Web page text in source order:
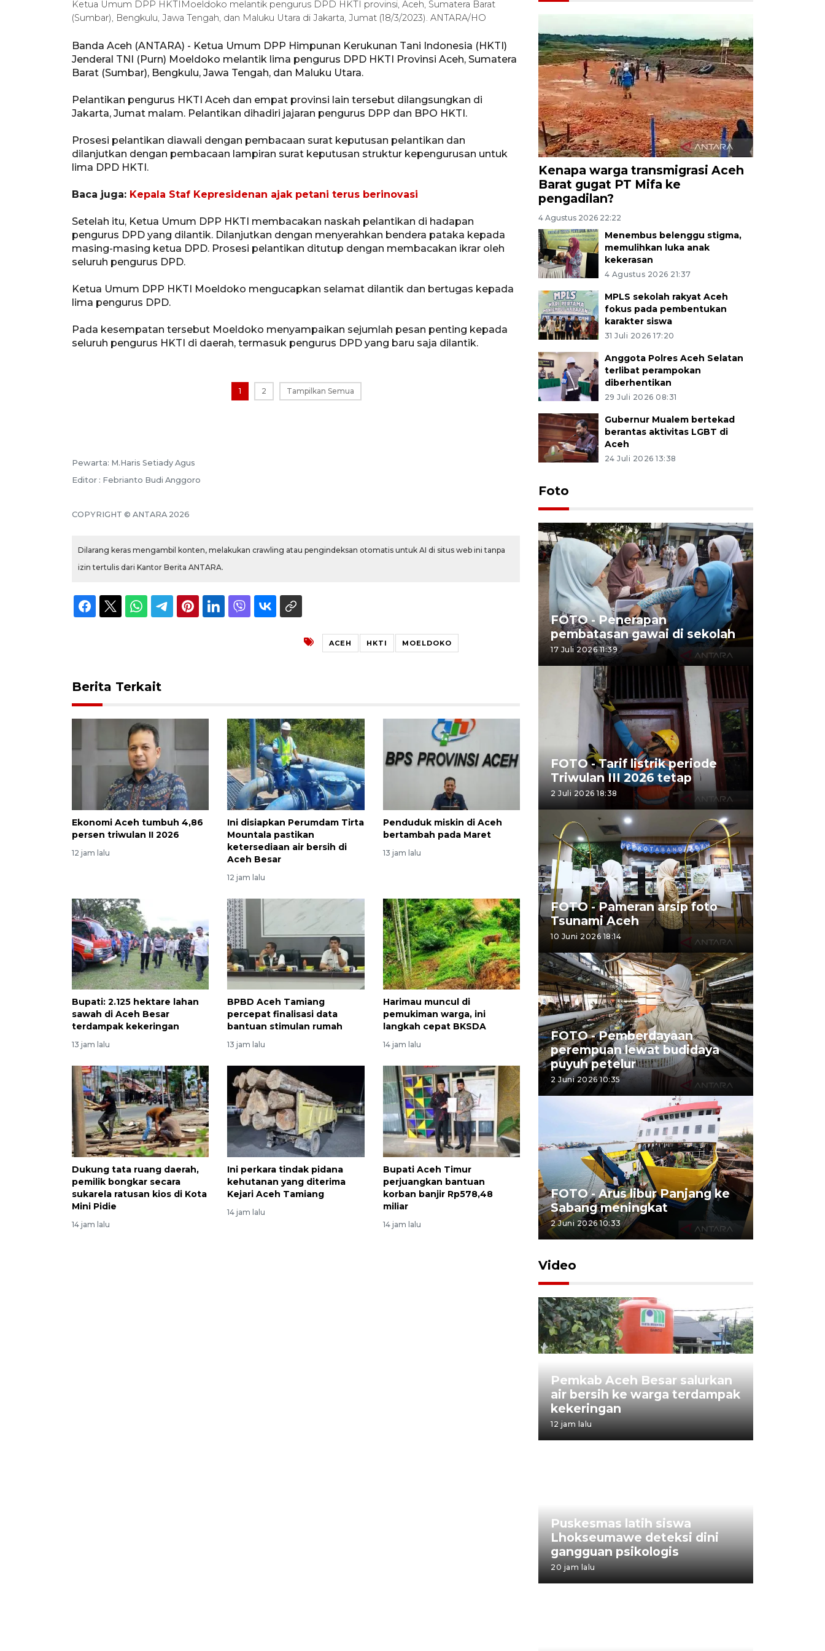
Ketua Umum DPP HKTIMoeldoko melantik pengurus DPD HKTI provinsi, Aceh, Sumatera Barat
(Sumbar), Bengkulu, Jawa Tengah, dan Maluku Utara di Jakarta, Jumat (18/3/2023). ANTARA/HO
Banda Aceh (ANTARA) - Ketua Umum DPP Himpunan Kerukunan Tani Indonesia (HKTI)
Jenderal TNI (Purn) Moeldoko melantik lima pengurus DPD HKTI Provinsi Aceh, Sumatera
Barat (Sumbar), Bengkulu, Jawa Tengah, dan Maluku Utara.
Pelantikan pengurus HKTI Aceh dan empat provinsi lain tersebut dilangsungkan di
Jakarta, Jumat malam. Pelantikan dihadiri jajaran pengurus DPP dan BPO HKTI.
Prosesi pelantikan diawali dengan pembacaan surat keputusan pelantikan dan
dilanjutkan dengan pembacaan lampiran surat keputusan struktur kepengurusan untuk
lima DPD HKTI.
Baca juga: Kepala Staf Kepresidenan ajak petani terus berinovasi
Setelah itu, Ketua Umum DPP HKTI membacakan naskah pelantikan di hadapan
pengurus DPD yang dilantik. Dilanjutkan dengan menyerahkan bendera pataka kepada
masing-masing ketua DPD. Prosesi pelantikan ditutup dengan membacakan ikrar oleh
seluruh pengurus DPD.
Ketua Umum DPP HKTI Moeldoko mengucapkan selamat dilantik dan bertugas kepada
lima pengurus DPD.
Pada kesempatan tersebut Moeldoko menyampaikan sejumlah pesan penting kepada
seluruh pengurus HKTI di daerah, termasuk pengurus DPD yang baru saja dilantik.
1 2 Tampilkan Semua
Pewarta: M.Haris Setiady Agus
Editor : Febrianto Budi Anggoro
COPYRIGHT © ANTARA 2026
Dilarang keras mengambil konten, melakukan crawling atau pengindeksan otomatis untuk AI di situs web ini tanpa
izin tertulis dari Kantor Berita ANTARA.
ACEH HKTI MOELDOKO
Berita Terkait
Ekonomi Aceh tumbuh 4,86
persen triwulan II 2026
12 jam lalu
Ini disiapkan Perumdam Tirta
Mountala pastikan
ketersediaan air bersih di
Aceh Besar
12 jam lalu
Penduduk miskin di Aceh
bertambah pada Maret
13 jam lalu
Bupati: 2.125 hektare lahan
sawah di Aceh Besar
terdampak kekeringan
13 jam lalu
BPBD Aceh Tamiang
percepat finalisasi data
bantuan stimulan rumah
13 jam lalu
Harimau muncul di
pemukiman warga, ini
langkah cepat BKSDA
14 jam lalu
Dukung tata ruang daerah,
pemilik bongkar secara
sukarela ratusan kios di Kota
Mini Pidie
14 jam lalu
Ini perkara tindak pidana
kehutanan yang diterima
Kejari Aceh Tamiang
14 jam lalu
Bupati Aceh Timur
perjuangkan bantuan
korban banjir Rp578,48
miliar
14 jam lalu
Kenapa warga transmigrasi Aceh
Barat gugat PT Mifa ke
pengadilan?
4 Agustus 2026 22:22
Menembus belenggu stigma,
memulihkan luka anak
kekerasan
4 Agustus 2026 21:37
MPLS sekolah rakyat Aceh
fokus pada pembentukan
karakter siswa
31 Juli 2026 17:20
Anggota Polres Aceh Selatan
terlibat perampokan
diberhentikan
29 Juli 2026 08:31
Gubernur Mualem bertekad
berantas aktivitas LGBT di
Aceh
24 Juli 2026 13:38
Foto
FOTO - Penerapan
pembatasan gawai di sekolah
17 Juli 2026 11:39
FOTO - Tarif listrik periode
Triwulan III 2026 tetap
2 Juli 2026 18:38
FOTO - Pameran arsip foto
Tsunami Aceh
10 Juni 2026 18:14
FOTO - Pemberdayaan
perempuan lewat budidaya
puyuh petelur
2 Juni 2026 10:35
FOTO - Arus libur Panjang ke
Sabang meningkat
2 Juni 2026 10:33
Video
Pemkab Aceh Besar salurkan
air bersih ke warga terdampak
kekeringan
12 jam lalu
Puskesmas latih siswa
Lhokseumawe deteksi dini
gangguan psikologis
20 jam lalu